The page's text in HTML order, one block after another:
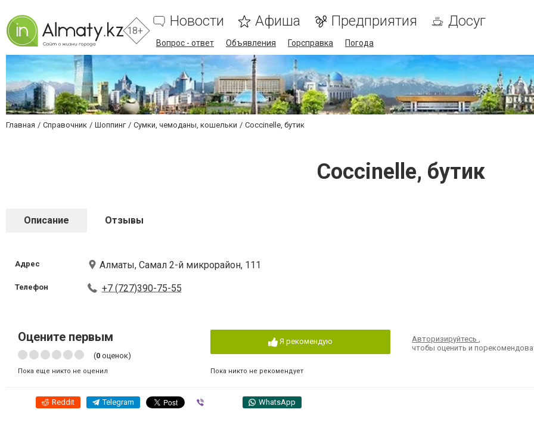
18+
Новости Афиша Предприятия Досуг
Вопрос - ответ Объявления Горсправка Погода
Главная Справочник Шоппинг Сумки, чемоданы, кошельки Coccinelle, бутик
Coccinelle, бутик
Описание Отзывы
Адрес Алматы, Самал 2-й микрорайон, 111
Телефон +7 (727)390-75-55
Оцените первым
(0 оценок)
Пока еще никто не оценил
Я рекомендую
Пока никто не рекомендует
Авторизируйтесь,
чтобы оценить и
Reddit Telegram WhatsApp